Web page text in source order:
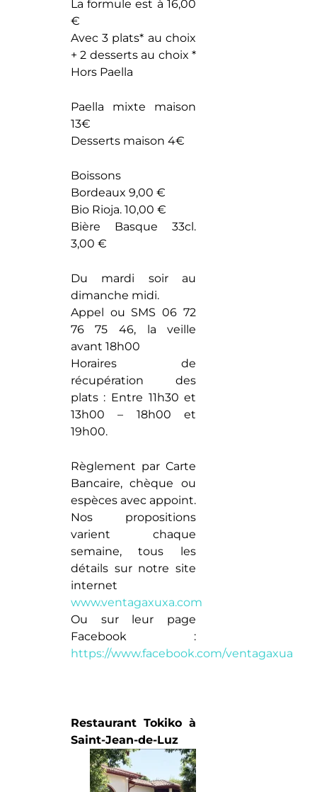
La formule est à 16,00
€
Avec 3 plats* au choix
+ 2 desserts au choix *
Hors Paella
Paella mixte maison
13€
Desserts maison 4€
Boissons
Bordeaux 9,00 €
Bio Rioja. 10,00 €
Bière Basque 33cl.
3,00 €
Du mardi soir au
dimanche midi.
Appel ou SMS 06 72
76 75 46, la veille
avant 18h00
Horaires de
récupération des
plats : Entre 11h30 et
13h00 – 18h00 et
19h00.
Règlement par Carte
Bancaire, chèque ou
espèces avec appoint.
Nos propositions
varient chaque
semaine, tous les
détails sur notre site
internet
www.ventagaxuxa.com
Ou sur leur page
Facebook :
https://www.facebook.com/ventagaxua
Restaurant Tokiko à
Saint-Jean-de-Luz